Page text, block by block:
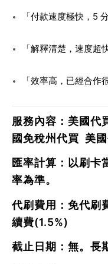
「付款速度極快，5
「解釋清楚，速度超
「效率高，已經合作
服務內容： 美國代
國免稅州代買 美
匯率計算：以刷卡
率為準。
代刷費用：免代刷
續費(1.5%)
截止日期：無。長